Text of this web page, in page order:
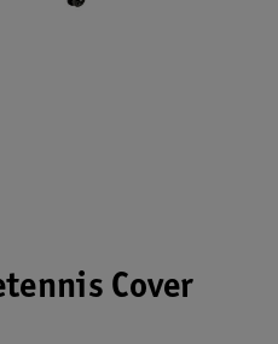
Cover